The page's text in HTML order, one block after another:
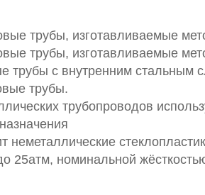
трубы, изготавливаемые
трубы, изготавливаемые
трубы с внутренним стальным
трубы.
трубопроводов
неметаллические
25атм, номинальной